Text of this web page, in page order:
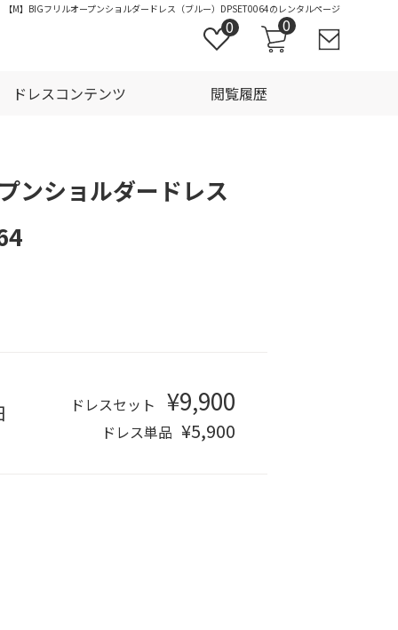
M】BIGフリルオープンショルダードレス（ブルー）DPSET0064のレンタルページ
ドレスコンテンツ 閲覧履歴
0 0
ンショルダードレス
ドレスセット ¥9,900
ドレス単品 ¥5,900